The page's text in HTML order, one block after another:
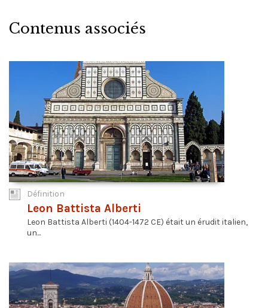
Contenus associés
Définition
Leon Battista Alberti
Leon Battista Alberti (1404-1472 CE) était un érudit italien,
un...